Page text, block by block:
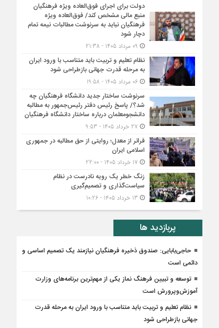
دولت برای اجرای فوق‌العاده ویژه فرهنگیان
منبع مالی مشخص کند/ فوق‌العاده ویژه
فرهنگیان نباید به سرنوشت مطالبات نیمه‌ تمام
دچار شود
نظام تعلیم و تربیت باید متناسب با ورود ایران
به مرحله قدرت جهانی بازطراحی شود
06 مرداد 1405 - 19:58
سرنوشت ساختار جدید دانشگاه فرهنگیان چه
شد؟/ پاسخ رئیس دفتر رئیس‌جمهور به مطالبه
دانشجومعلمان درباره ساختار دانشگاه فرهنگیان
فراتر از معدل؛ روایتی از حق مطالبه در جمهوری
اسلامی ایران
زنگ خطر یک رویه نادرست در نظام
سیاست‌گذاری و تصمیم‌گیری
پربازدید ها
حاجی‌بابایی: صندوق ذخیره فرهنگیان نیازمند یک تصمیم اساسی و
دائمی است
توسعه و تبیین فرهنگ نماز یکی از مهم‌ترین برنامه‌های وزارت
آموزش‌وپرورش است
نظام تعلیم و تربیت باید متناسب با ورود ایران به مرحله قدرت
جهانی بازطراحی شود